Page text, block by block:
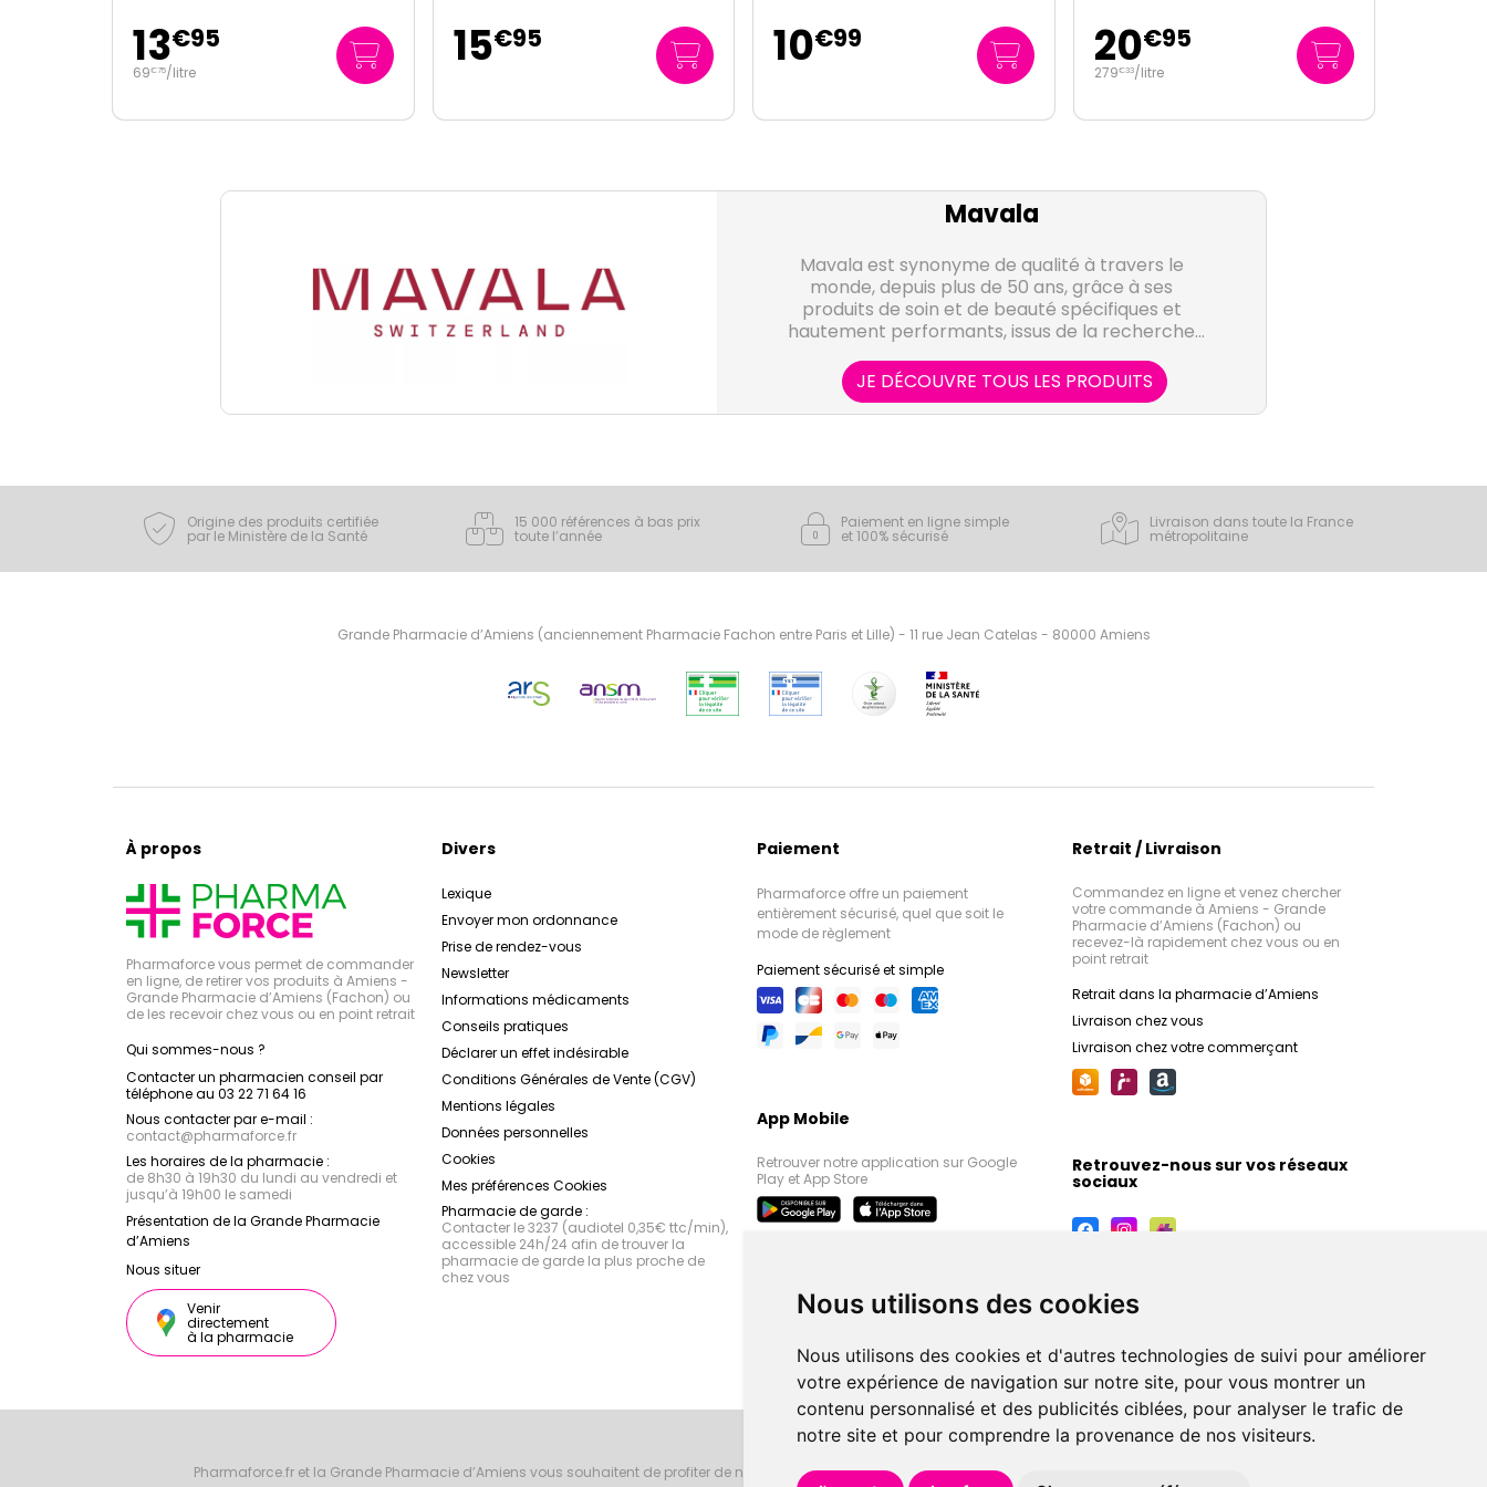
Nous utilisons des cookies
Nous utilisons des cookies et d'autres technologies de suivi pour améliorer
votre expérience de navigation sur notre site, pour vous montrer un
contenu personnalisé et des publicités ciblées, pour analyser le trafic de
notre site et pour comprendre la provenance de nos visiteurs.
15€95 10€99 20€95 11€95
Mavala
Mavala est synonyme de qualité à travers le
monde, depuis plus de 50 ans, grâce à ses
produits de soin et de beauté spécifiques et
hautement performants, issus de la recherche
leurs efforts sur l'innovation et l'excellence.
JE DÉCOUVRE TOUS LES PRODUITS
Origine des produits certifiée
par le Ministère de la Santé
15 000 références à bas prix
toute l’année
Paiement en ligne simple
et 100% sécurisé
Livraison dans toute la France
métropolitaine
Grande Pharmacie d’Amiens (anciennement Pharmacie Fachon entre Paris et Lille) - 11 rue Jean Catelas - 80000 Amiens
À propos
Pharmaforce vous permet de commander
en ligne, de retirer vos produits à Amiens -
Grande Pharmacie d’Amiens (Fachon) ou
de les recevoir chez vous ou en point retrait
Qui sommes-nous ?
Contacter un pharmacien conseil par
téléphone au 03 22 71 64 16
Nous contacter par e-mail :
contact@pharmaforce.fr
Les horaires de la pharmacie :
de 8h30 à 19h30 du lundi au vendredi et
jusqu’à 19h00 le samedi
Présentation de la Grande Pharmacie
d’Amiens
Nous situer
Venir
directement
à la pharmacie
Divers
Lexique
Envoyer mon ordonnance
Prise de rendez-vous
Newsletter
Informations médicaments
Conseils pratiques
Déclarer un effet indésirable
Conditions Générales de Vente (CGV)
Mentions légales
Données personnelles
Cookies
Mes préférences Cookies
Pharmacie de garde :
Contacter le 3237 (audiotel 0,35€ ttc/min),
accessible 24h/24 afin de trouver la
pharmacie de garde la plus proche de
chez vous
Paiement
Pharmaforce offre un paiement
entièrement sécurisé, quel que soit le
mode de règlement
Paiement sécurisé et simple
App Mobile
Retrouver notre application sur Google
Play et App Store
Retrait / Livraison
Commandez en ligne et venez chercher
votre commande à Amiens - Grande
Pharmacie d’Amiens (Fachon) ou
recevez-là rapidement chez vous ou en
point retrait
Retrait dans la pharmacie d’Amiens
Livraison chez vous
Livraison chez votre commerçant
Retrouvez-nous sur vos réseaux
sociaux
Pharmaforce.fr et la Grande Pharmacie d’Amiens vous souhaitent de profiter de notre accueil, de nos conseils pharmaceutiques, orthopédiques, homéopathiques,